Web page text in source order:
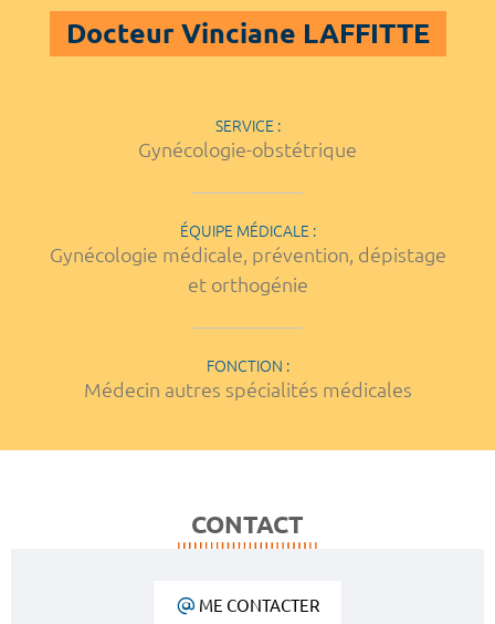
Docteur Vinciane LAFFITTE
SERVICE :
Gynécologie-obstétrique
ÉQUIPE MÉDICALE :
Gynécologie médicale, prévention, dépistage
et orthogénie
FONCTION :
Médecin autres spécialités médicales
CONTACT
ME CONTACTER